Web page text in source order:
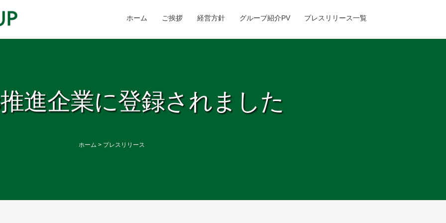
プレスリリース一覧
グループ紹介PV
経営方針
ご挨拶
ホーム
進企業に登録されました
ホーム > プレスリリース